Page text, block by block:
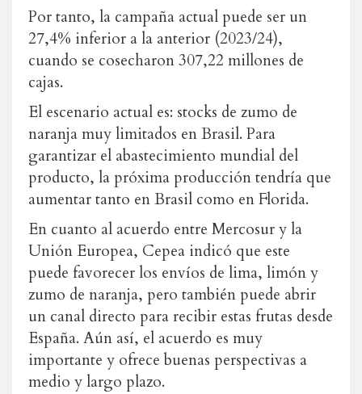
Por tanto, la campaña actual puede ser un
27,4% inferior a la anterior (2023/24),
cuando se cosecharon 307,22 millones de
cajas.
El escenario actual es: stocks de zumo de
naranja muy limitados en Brasil. Para
garantizar el abastecimiento mundial del
producto, la próxima producción tendría que
aumentar tanto en Brasil como en Florida.
En cuanto al acuerdo entre Mercosur y la
Unión Europea, Cepea indicó que este
puede favorecer los envíos de lima, limón y
zumo de naranja, pero también puede abrir
un canal directo para recibir estas frutas desde
España. Aún así, el acuerdo es muy
importante y ofrece buenas perspectivas a
medio y largo plazo.